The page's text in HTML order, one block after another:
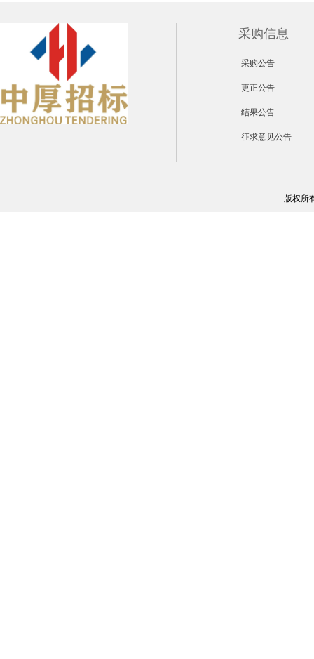
采购信息
采购公告
更正公告
结果公告
征求意见公告
版权所